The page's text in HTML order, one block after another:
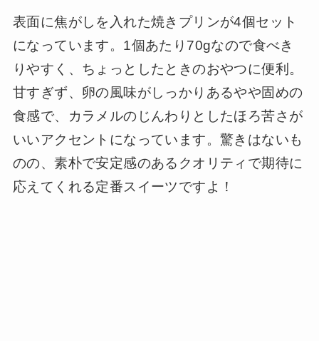
表面に焦がしを入れた焼きプリンが4個セット
になっています。1個あたり70gなので食べき
りやすく、ちょっとしたときのおやつに便利。
甘すぎず、卵の風味がしっかりあるやや固めの
食感で、カラメルのじんわりとしたほろ苦さが
いいアクセントになっています。驚きはないも
のの、素朴で安定感のあるクオリティで期待に
応えてくれる定番スイーツですよ！